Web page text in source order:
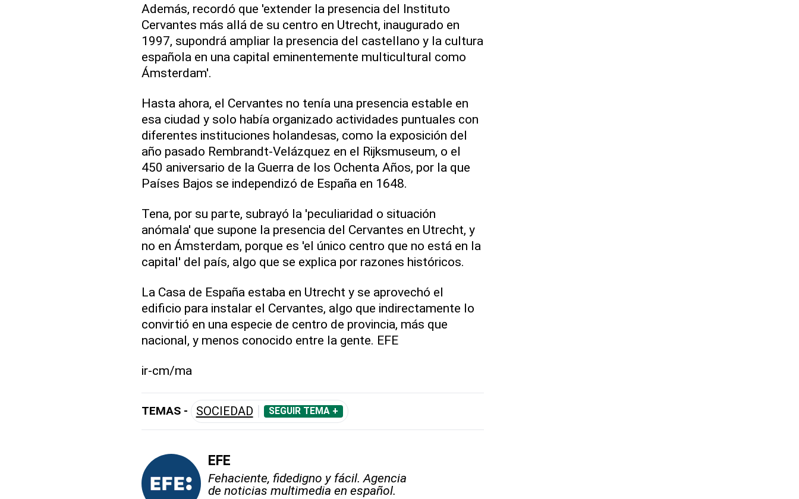
Además, recordó que 'extender la presencia del Instituto
Cervantes más allá de su centro en Utrecht, inaugurado en
1997, supondrá ampliar la presencia del castellano y la cultura
española en una capital eminentemente multicultural como
Ámsterdam'.
Hasta ahora, el Cervantes no tenía una presencia estable en
esa ciudad y solo había organizado actividades puntuales con
diferentes instituciones holandesas, como la exposición del
año pasado Rembrandt-Velázquez en el Rijksmuseum, o el
450 aniversario de la Guerra de los Ochenta Años, por la que
Países Bajos se independizó de España en 1648.
Tena, por su parte, subrayó la 'peculiaridad o situación
anómala' que supone la presencia del Cervantes en Utrecht, y
no en Ámsterdam, porque es 'el único centro que no está en la
capital' del país, algo que se explica por razones históricos.
La Casa de España estaba en Utrecht y se aprovechó el
edificio para instalar el Cervantes, algo que indirectamente lo
convirtió en una especie de centro de provincia, más que
nacional, y menos conocido entre la gente. EFE
ir-cm/ma
TEMAS - SOCIEDAD SEGUIR TEMA +
EFE
Fehaciente, fidedigno y fácil. Agencia
de noticias multimedia en español.